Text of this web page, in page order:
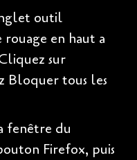
outil
en haut a
sur
Bloquer tous les
fenêtre du
Firefox, puis